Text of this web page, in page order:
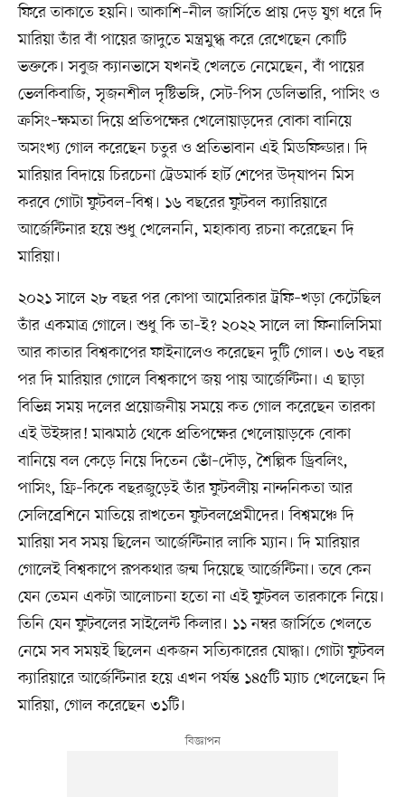
ফিরে তাকাতে হয়নি। আকাশি–নীল জার্সিতে প্রায় দেড় যুগ ধরে দি
মারিয়া তাঁর বাঁ পায়ের জাদুতে মন্ত্রমুগ্ধ করে রেখেছেন কোটি
ভক্তকে। সবুজ ক্যানভাসে যখনই খেলতে নেমেছেন, বাঁ পায়ের
ভেলকিবাজি, সৃজনশীল দৃষ্টিভঙ্গি, সেট-পিস ডেলিভারি, পাসিং ও
ক্রসিং–ক্ষমতা দিয়ে প্রতিপক্ষের খেলোয়াড়দের বোকা বানিয়ে
অসংখ্য গোল করেছেন চতুর ও প্রতিভাবান এই মিডফিল্ডার। দি
মারিয়ার বিদায়ে চিরচেনা ট্রেডমার্ক হার্ট শেপের উদ্‌যাপন মিস
করবে গোটা ফুটবল–বিশ্ব। ১৬ বছরের ফুটবল ক্যারিয়ারে
আর্জেন্টিনার হয়ে শুধু খেলেননি, মহাকাব্য রচনা করেছেন দি
মারিয়া।
২০২১ সালে ২৮ বছর পর কোপা আমেরিকার ট্রফি–খড়া কেটেছিল
তাঁর একমাত্র গোলে। শুধু কি তা–ই? ২০২২ সালে লা ফিনালিসিমা
আর কাতার বিশ্বকাপের ফাইনালেও করেছেন দুটি গোল। ৩৬ বছর
পর দি মারিয়ার গোলে বিশ্বকাপে জয় পায় আর্জেন্টিনা। এ ছাড়া
বিভিন্ন সময় দলের প্রয়োজনীয় সময়ে কত গোল করেছেন তারকা
এই উইঙ্গার! মাঝমাঠ থেকে প্রতিপক্ষের খেলোয়াড়কে বোকা
বানিয়ে বল কেড়ে নিয়ে দিতেন ভোঁ–দৌড়, শৈল্পিক ড্রিবলিং,
পাসিং, ফ্রি–কিকে বছরজুড়েই তাঁর ফুটবলীয় নান্দনিকতা আর
সেলিব্রেশিনে মাতিয়ে রাখতেন ফুটবলপ্রেমীদের। বিশ্বমঞ্চে দি
মারিয়া সব সময় ছিলেন আর্জেন্টিনার লাকি ম্যান। দি মারিয়ার
গোলেই বিশ্বকাপে রূপকথার জন্ম দিয়েছে আর্জেন্টিনা। তবে কেন
যেন তেমন একটা আলোচনা হতো না এই ফুটবল তারকাকে নিয়ে।
তিনি যেন ফুটবলের সাইলেন্ট কিলার। ১১ নম্বর জার্সিতে খেলতে
নেমে সব সময়ই ছিলেন একজন সত্যিকারের যোদ্ধা। গোটা ফুটবল
ক্যারিয়ারে আর্জেন্টিনার হয়ে এখন পর্যন্ত ১৪৫টি ম্যাচ খেলেছেন দি
মারিয়া, গোল করেছেন ৩১টি।